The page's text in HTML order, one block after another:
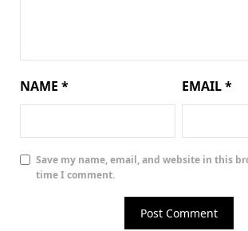
NAME * EMAIL*
Save my name, email, and website in this
time I comment.